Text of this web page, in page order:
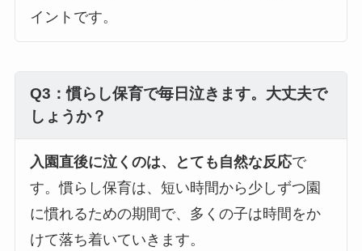
イントです。
Q3：慣らし保育で毎日泣きます。大丈夫で
しょうか？
入園直後に泣くのは、とても自然な反応で
す。慣らし保育は、短い時間から少しずつ園
に慣れるための期間で、多くの子は時間をか
けて落ち着いていきます。